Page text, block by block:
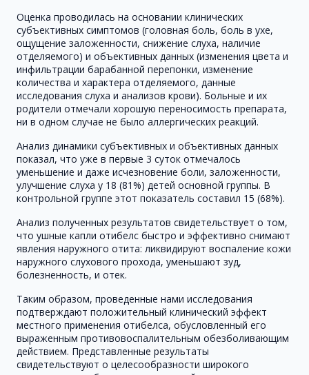
Оценка проводилась на основании клинических
субъективных симптомов (головная боль, боль в ухе,
ощущение заложенности, снижение слуха, наличие
отделяемого) и объективных данных (изменения цвета и
инфильтрации барабанной перепонки, изменение
количества и характера отделяемого, данные
исследования слуха и анализов крови). Больные и их
родители отмечали хорошую переносимость препарата,
ни в одном случае не было аллергических реакций.
Анализ динамики субъективных и объективных данных
показал, что уже в первые 3 суток отмечалось
уменьшение и даже исчезновение боли, заложенности,
улучшение слуха у 18 (81%) детей основной группы. В
контрольной группе этот показатель составил 15 (68%).
Анализ полученных результатов свидетельствует о том,
что ушные капли отибелс быстро и эффективно снимают
явления наружного отита: ликвидируют воспаление кожи
наружного слухового прохода, уменьшают зуд,
болезненность, и отек.
Таким образом, проведенные нами исследования
подтверждают положительный клинический эффект
местного применения отибелса, обусловленный его
выраженным противовоспалительным обезболивающим
действием. Представленные результаты
свидетельствуют о целесообразности широкого